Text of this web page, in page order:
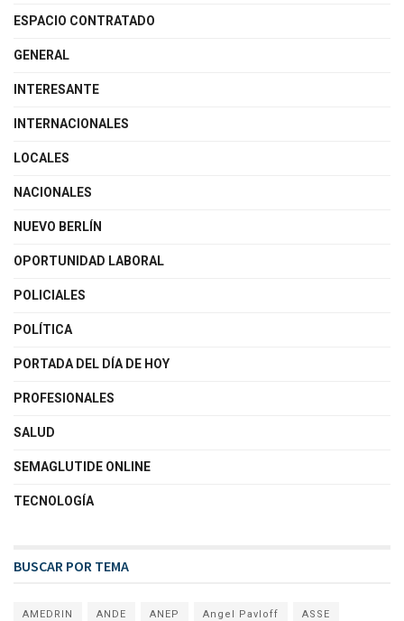
ESPACIO CONTRATADO
GENERAL
INTERESANTE
INTERNACIONALES
LOCALES
NACIONALES
NUEVO BERLÍN
OPORTUNIDAD LABORAL
POLICIALES
POLÍTICA
PORTADA DEL DÍA DE HOY
PROFESIONALES
SALUD
SEMAGLUTIDE ONLINE
TECNOLOGÍA
BUSCAR POR TEMA
AMEDRIN ANDE ANEP Angel Pavloff ASSE